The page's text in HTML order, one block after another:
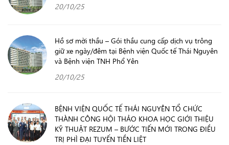
20/10/25
Hồ sơ mời thầu – Gói thầu cung cấp dịch vụ trông
giữ xe ngày/đêm tại Bệnh viện Quốc tế Thái Nguyên
và Bệnh viện TNH Phổ Yên
20/10/25
BỆNH VIỆN QUỐC TẾ THÁI NGUYÊN TỔ CHỨC
THÀNH CÔNG HỘI THẢO KHOA HỌC GIỚI THIỆU
KỸ THUẬT REZUM – BƯỚC TIẾN MỚI TRONG ĐIỀU
TRỊ PHÌ ĐẠI TUYẾN TIỀN LIỆT